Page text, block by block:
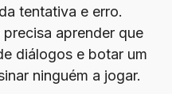
tentativa e erro.
precisa aprender que
diálogos e botar um
ninguém a jogar.